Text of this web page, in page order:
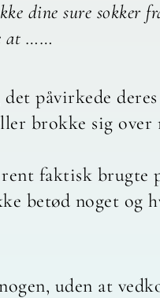
dine sure sokker
at ……
påvirkede
brokke sig over
faktisk brugte
betød noget og
uden at